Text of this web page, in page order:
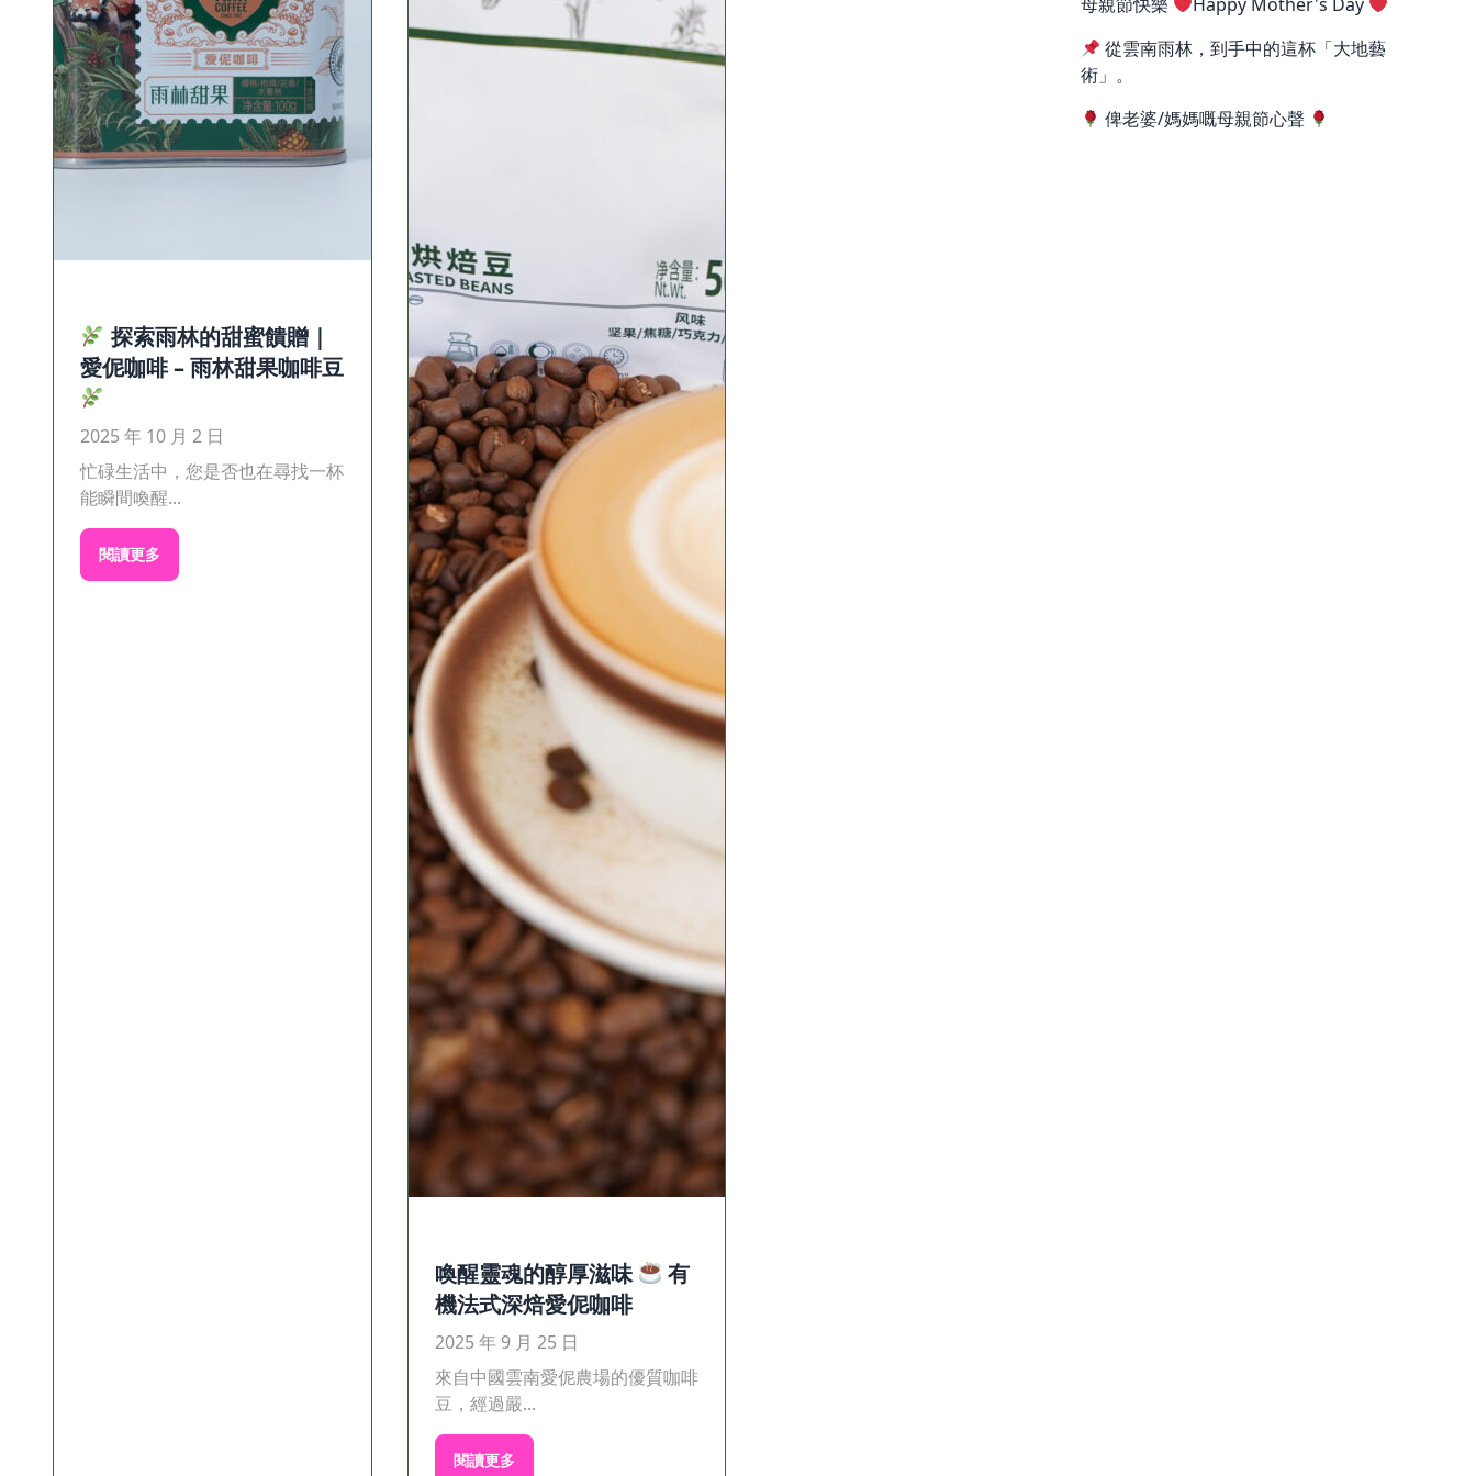
探索雨林的甜蜜饋贈｜
愛伲咖啡 – 雨林甜果咖啡豆
2025 年 10 月 2 日
忙碌生活中，您是否也在尋找一杯
能瞬間喚醒...
閱讀更多
喚醒靈魂的醇厚滋味
有
機法式深焙愛伲咖啡
2025 年 9 月 25 日
來自中國雲南愛伲農場的優質咖啡
豆，經過嚴...
閱讀更多
從雲南雨林，到手中的這杯「大地藝
術」。
俾老婆/媽媽嘅母親節心聲